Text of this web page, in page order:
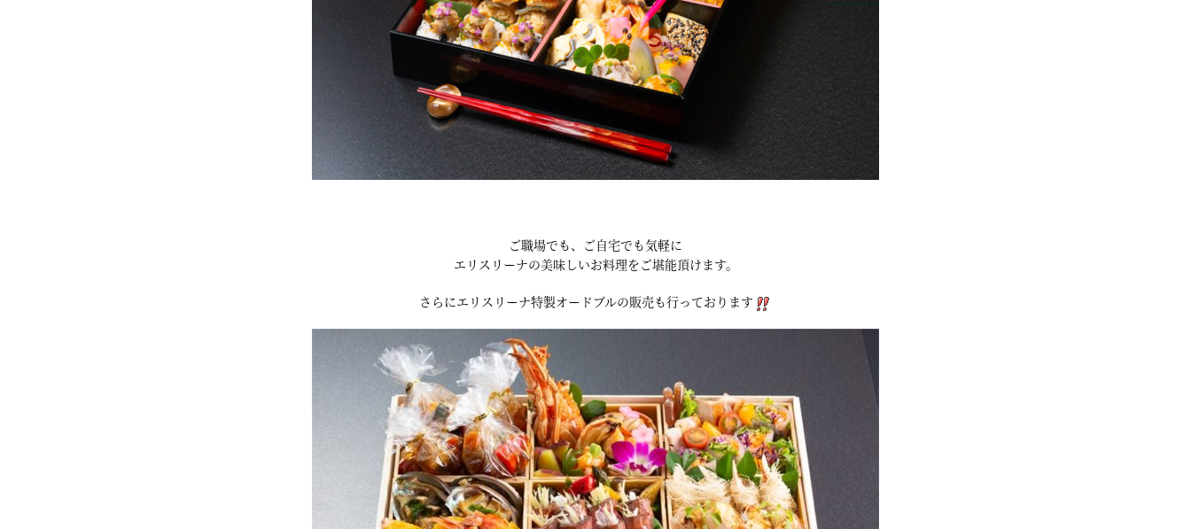
ご職場でも、ご自宅でも気軽に
エリスリーナの美味しいお料理をご堪能頂けます。
さらにエリスリーナ特製オードブルの販売も行っております